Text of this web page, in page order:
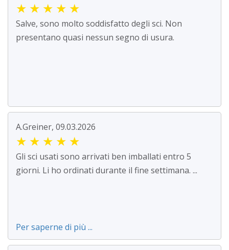
★ ★ ★ ★ ★
Salve, sono molto soddisfatto degli sci. Non
presentano quasi nessun segno di usura.
A.Greiner, 09.03.2026
★ ★ ★ ★ ★
Gli sci usati sono arrivati ben imballati entro 5
giorni. Li ho ordinati durante il fine settimana. ...
Per saperne di più ...